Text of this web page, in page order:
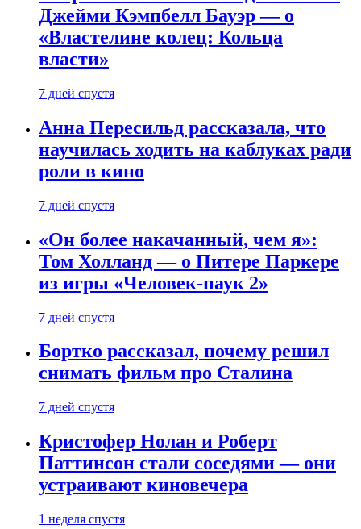
Джейми Кэмпбелл Бауэр — о
«Властелине колец: Кольца
власти»
7 дней спустя
Анна Пересильд рассказала, что
научилась ходить на каблуках ради
роли в кино
7 дней спустя
«Он более накачанный, чем я»:
Том Холланд — о Питере Паркере
из игры «Человек-паук 2»
7 дней спустя
Бортко рассказал, почему решил
снимать фильм про Сталина
7 дней спустя
Кристофер Нолан и Роберт
Паттинсон стали соседями — они
устраивают киновечера
1 неделя спустя